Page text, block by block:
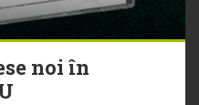
noi în